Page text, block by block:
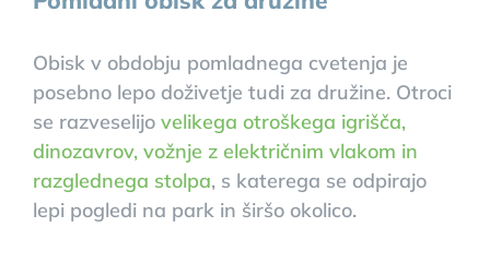
Obisk v obdobju pomladnega cvetenja je
posebno lepo doživetje tudi za družine. Otroci
se razveselijo velikega otroškega igrišča,
dinozavrov, vožnje z električnim vlakom in
razglednega stolpa, s katerega se odpirajo
lepi pogledi na park in širšo okolico.